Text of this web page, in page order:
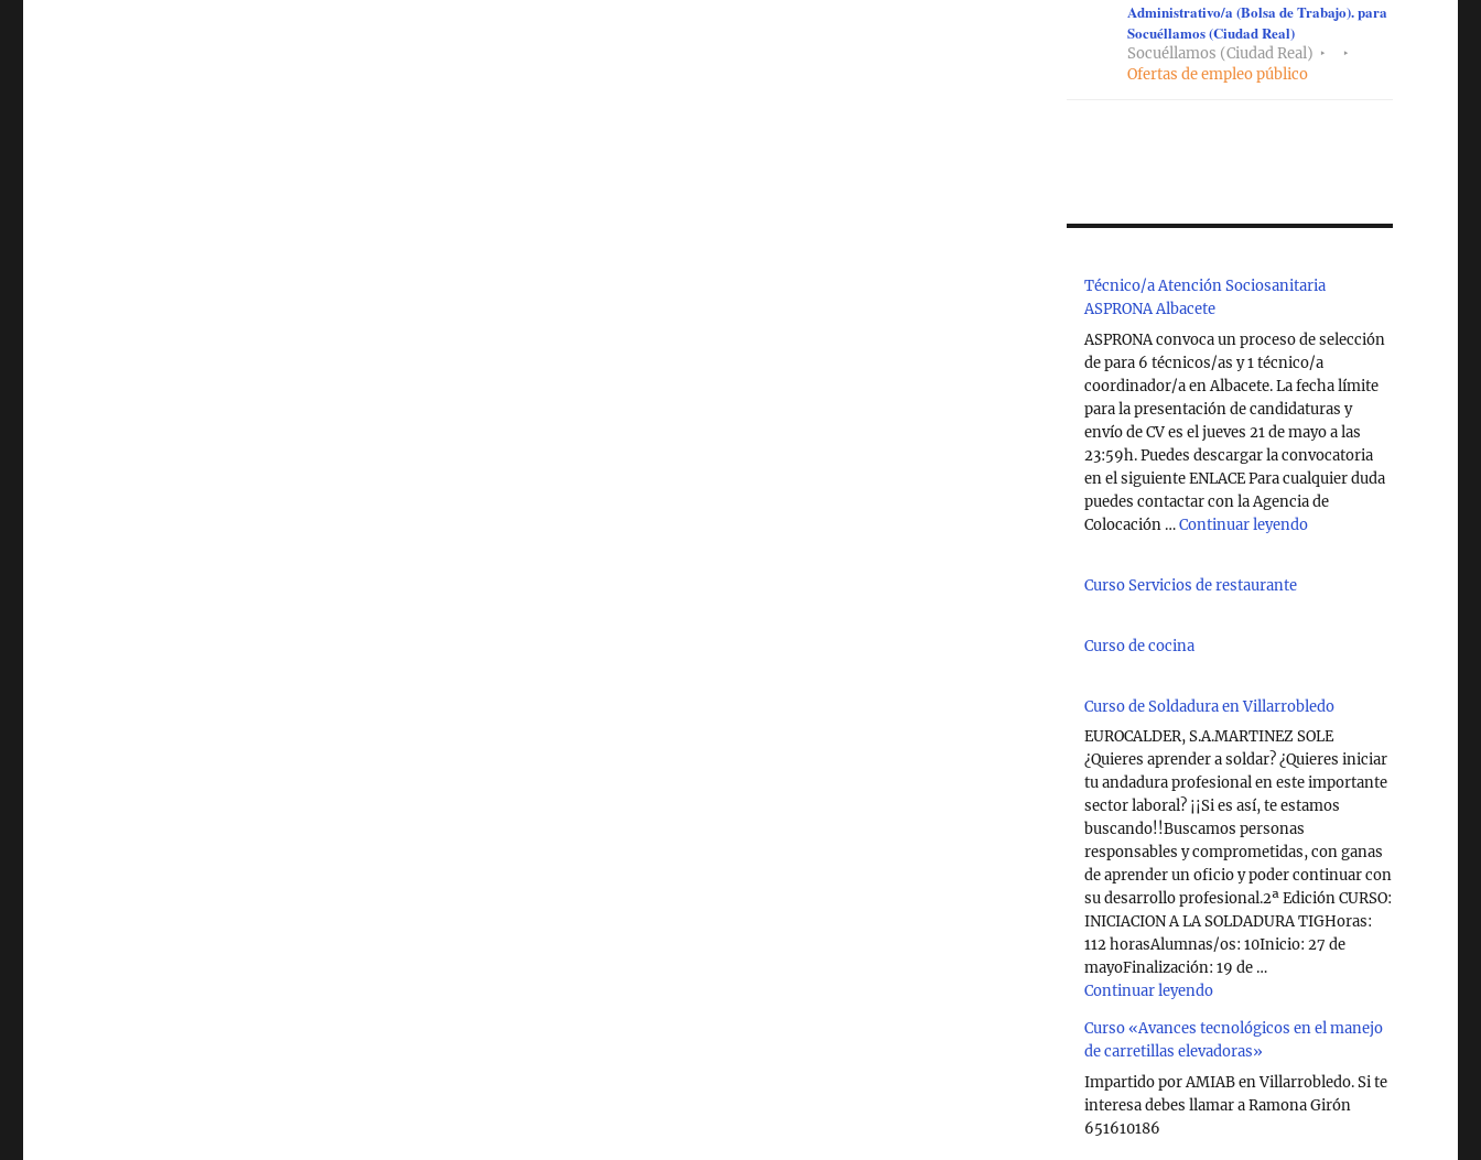
Administrativo/a (Bolsa de Trabajo). para
Socuéllamos (Ciudad Real)
Socuéllamos (Ciudad Real)
Ofertas de empleo público
Técnico/a Atención Sociosanitaria
ASPRONA Albacete
ASPRONA convoca un proceso de selección
de para 6 técnicos/as y 1 técnico/a
coordinador/a en Albacete. La fecha límite
para la presentación de candidaturas y
envío de CV es el jueves 21 de mayo a las
23:59h. Puedes descargar la convocatoria
en el siguiente ENLACE Para cualquier duda
puedes contactar con la Agencia de
Colocación …Continuar leyendo"Técnico/a Atención
Curso Servicios de restaurante
Curso de cocina
Curso de Soldadura en Villarrobledo
EUROCALDER, S.A.MARTINEZ SOLE
¿Quieres aprender a soldar? ¿Quieres iniciar
tu andadura profesional en este importante
sector laboral? ¡¡Si es así, te estamos
buscando!!Buscamos personas
responsables y comprometidas, con ganas
de aprender un oficio y poder continuar con
su desarrollo profesional.2ª Edición CURSO:
INICIACION A LA SOLDADURA TIGHoras:
112 horasAlumnas/os: 10Inicio: 27 de
mayoFinalización: 19 de …
Continuar leyendo"Curso de Soldadura en Villarrobledo"
Curso «Avances tecnológicos en el manejo
de carretillas elevadoras»
Impartido por AMIAB en Villarrobledo. Si te
interesa debes llamar a Ramona Girón
651610186